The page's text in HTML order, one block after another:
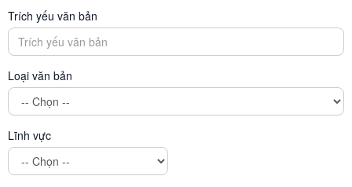
Trích yếu văn bản
Loại văn bản
Lĩnh vực